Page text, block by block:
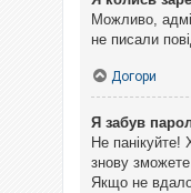
Можливо,
не писали
Догори
Я забув
Не панікуйте!
знову
Якщо не